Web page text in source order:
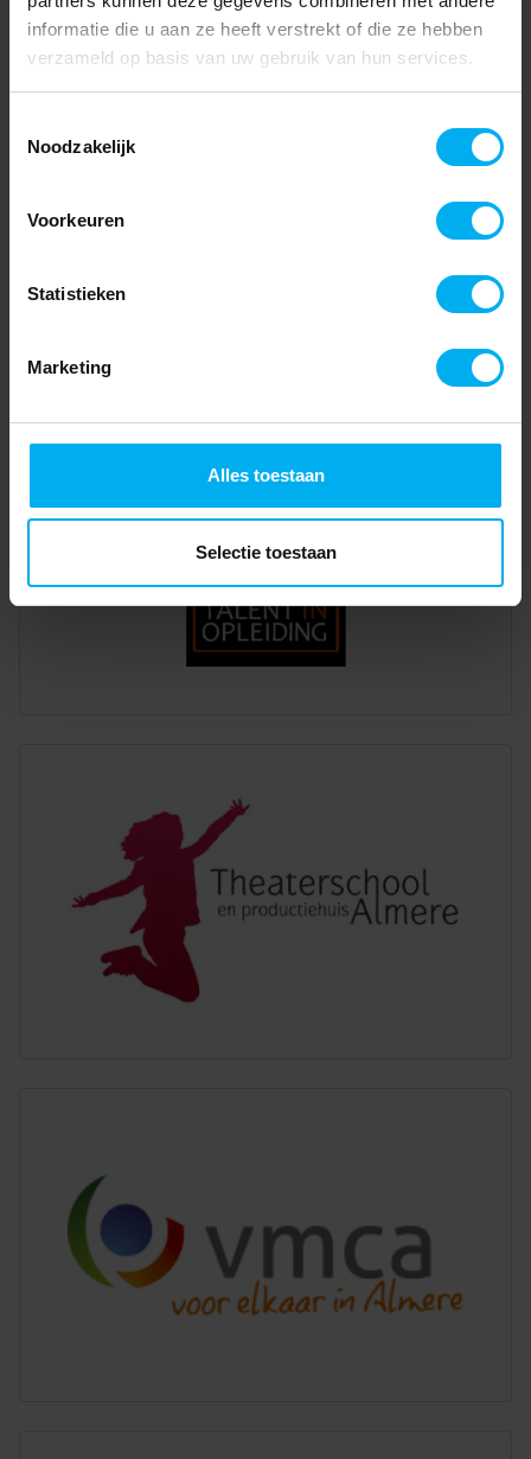
informatie die u aan ze heeft verstrekt of die ze hebben
verzameld op basis van uw gebruik van hun services.
Noodzakelijk
Voorkeuren
Statistieken
Marketing
Alles toestaan
Selectie toestaan